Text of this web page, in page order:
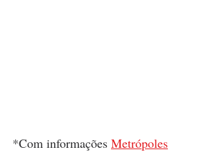
*Com informações Metrópoles